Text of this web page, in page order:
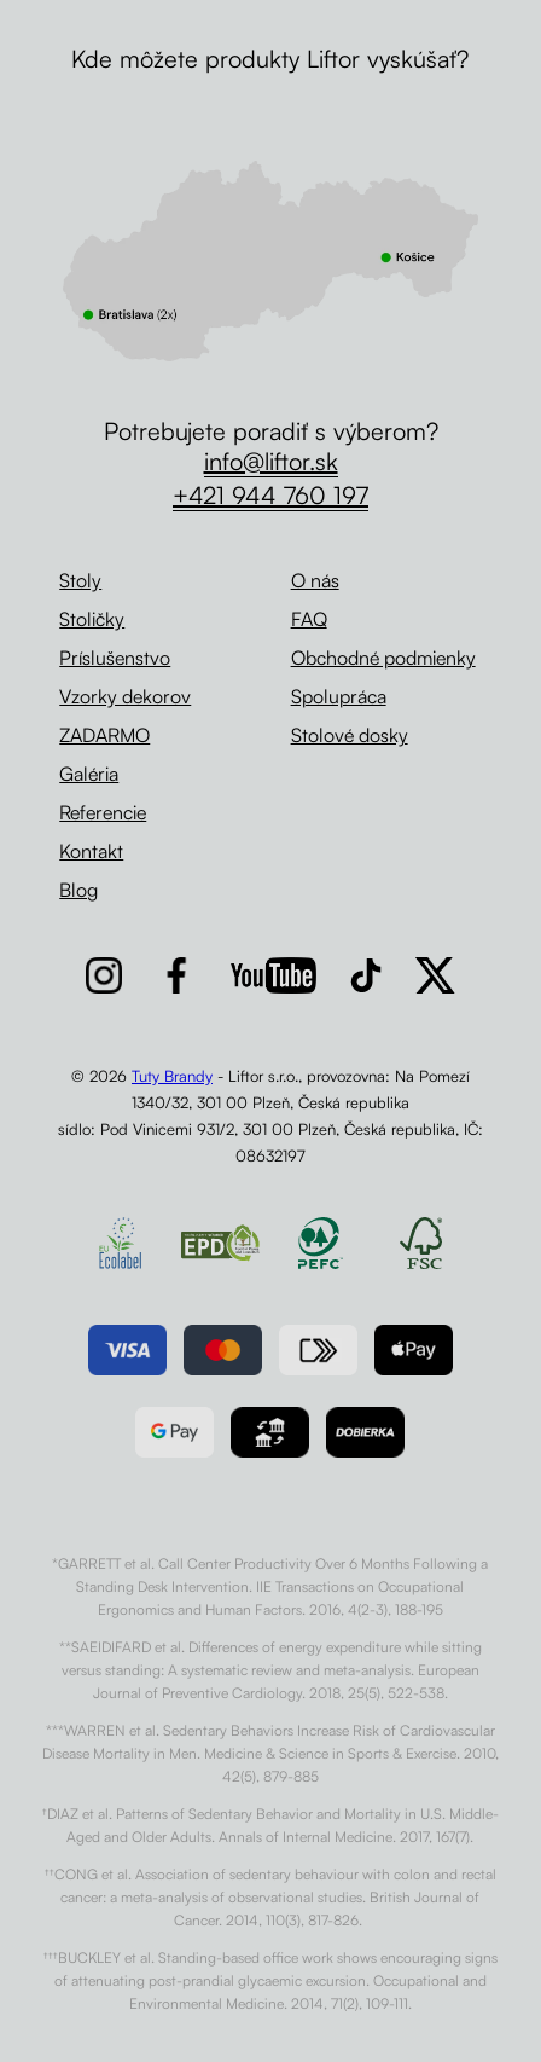
Kde môžete produkty Liftor vyskúšať?
Stoly
Stoličky
Príslušenstvo
Vzorky dekorov
ZADARMO
Galéria
Referencie
Kontakt
Blog
O nás
FAQ
Obchodné podmienky
Spolupráca
Stolové dosky
Potrebujete poradiť s výberom?
info@liftor.sk
+421 944 760 197
© 2026 Tuty Brandy- Liftor s.r.o., provozovna: Na Pomezí
1340/32, 301 00 Plzeň, Česká republika
sídlo: Pod Vinicemi 931/2, 301 00 Plzeň, Česká republika, IČ:
08632197
*GARRETT et al. Call Center Productivity Over 6 Months Following a
Standing Desk Intervention. IIE Transactions on Occupational
Ergonomics and Human Factors. 2016, 4(2-3), 188-195
**SAEIDIFARD et al. Differences of energy expenditure while sitting
versus standing: A systematic review and meta-analysis. European
Journal of Preventive Cardiology. 2018, 25(5), 522-538.
***WARREN et al. Sedentary Behaviors Increase Risk of Cardiovascular
Disease Mortality in Men. Medicine & Science in Sports & Exercise. 2010,
42(5), 879-885
†DIAZ et al. Patterns of Sedentary Behavior and Mortality in U.S. Middle-
Aged and Older Adults. Annals of Internal Medicine. 2017, 167(7).
††CONG et al. Association of sedentary behaviour with colon and rectal
cancer: a meta-analysis of observational studies. British Journal of
Cancer. 2014, 110(3), 817-826.
†††BUCKLEY et al. Standing-based office work shows encouraging signs
of attenuating post-prandial glycaemic excursion. Occupational and
Environmental Medicine. 2014, 71(2), 109-111.